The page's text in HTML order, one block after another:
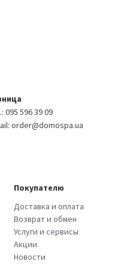
095 596 39 09
order@domospa.ua
Покупателю
Доставка и оплата
Возврат и обмен
Услуги и сервисы
Акции
Новости